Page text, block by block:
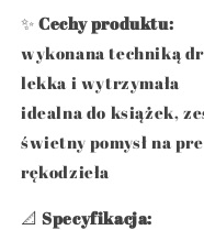
✨Cechy produktu:
wykonana techniką
lekka i wytrzymała
idealna do książek,
świetny pomysł na
rękodzieła
📐Specyfikacja: